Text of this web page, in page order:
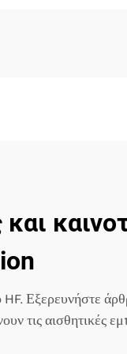
Εξερευνήστε
τις αισθητικές